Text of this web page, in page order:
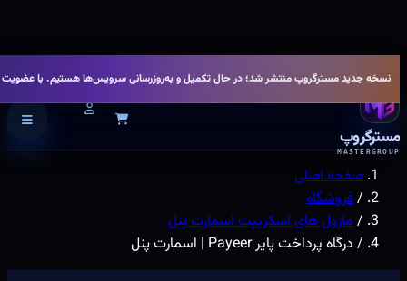
نسخه جدید مسترگروپ منتشر شد؛ در حال تکمیل و به‌روزرسانی سرویس‌ها هستیم. با
۰۱۷۹۱۰۱۲۲۱۰ info@mastergroup.ir
مسترگروپ
MASTERGROUP
صفحه اصلی
/فروشگاه
/ماژول های اسکریپت اسمارت پنل
/ درگاه پرداخت پایر Payeer | اسمارت پنل